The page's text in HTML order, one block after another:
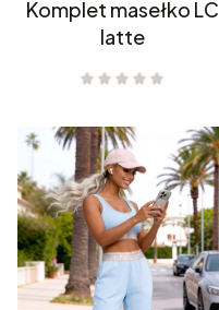
Komplet masełko LC
latte